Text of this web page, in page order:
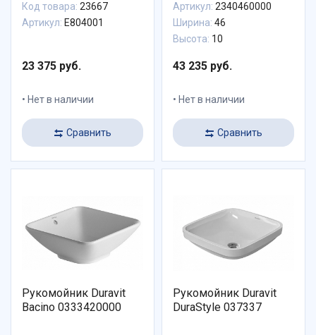
Код товара: 23667
Артикул: E804001
23 375 руб.
Нет в наличии
Сравнить
Артикул: 2340460000
Ширина: 46
Высота: 10
43 235 руб.
Нет в наличии
Сравнить
Рукомойник Duravit
Bacino 0333420000
Рукомойник Duravit
DuraStyle 037337